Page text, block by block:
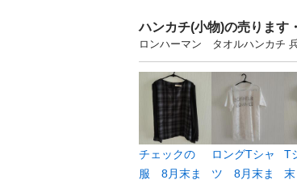
ハンカチ(小物)の売ります
ロンハーマン タオルハンカチ
チェックの
服 8月末ま
ロングTシャ
ツ 8月末ま
T